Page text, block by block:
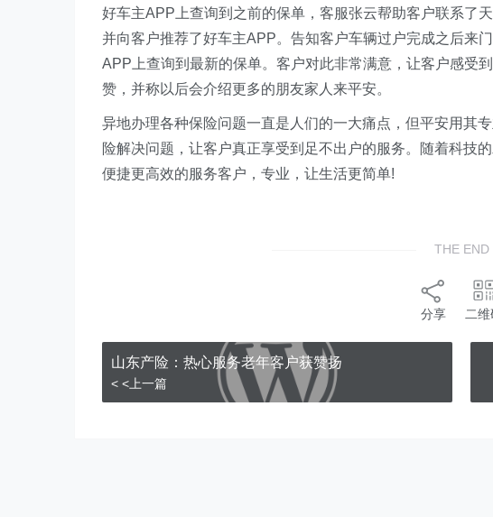
好车主APP上查询到之前的保单，客服张云帮助客户联系了
并向客户推荐了好车主APP。告知客户车辆过户完成之后来
APP上查询到最新的保单。 客户对此非常满意， 让客户感受
赞 ， 并称以后会介绍更多的朋友家人来平安。
异地办理各种保险问题一直是人们的一大痛点，但平安用其
险解决问题，让客户真正享受到足不出户的服务。随着科技
便捷更高效的服务客户，专业，让生活更简单!
THE END
分享 二
山东产险：热心服务老年客户获赞扬
< <上一篇